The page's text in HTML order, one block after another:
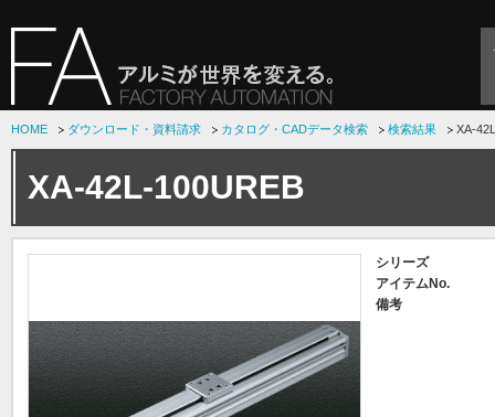
HOME ダウンロード・資料請求 カタログ・CADデータ検索 検索結果 XA-
XA-42L-100UREB
シリーズ
アイテムNo.
備考